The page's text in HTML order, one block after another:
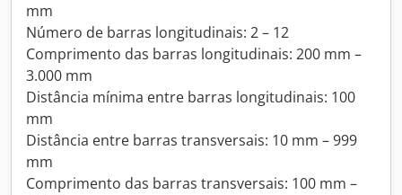
mm
Número de barras longitudinais: 2 – 12
Comprimento das barras longitudinais: 200 mm –
3.000 mm
Distância mínima entre barras longitudinais: 100
mm
Distância entre barras transversais: 10 mm – 999
mm
Comprimento das barras transversais: 100 mm –